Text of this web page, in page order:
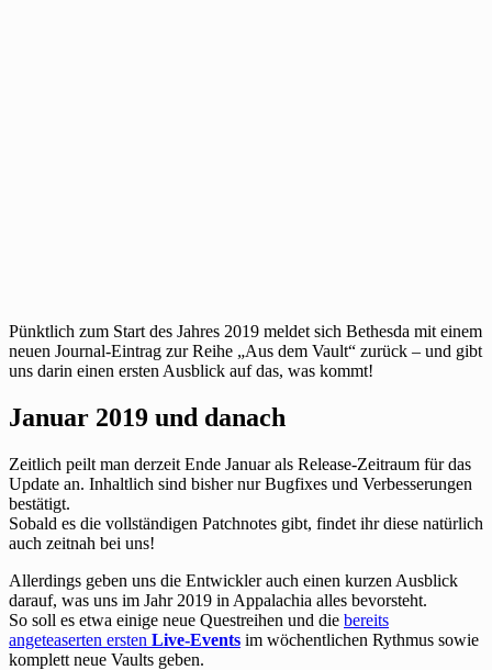
Pünktlich zum Start des Jahres 2019 meldet sich Bethesda mit einem
neuen Journal-Eintrag zur Reihe „Aus dem Vault“ zurück – und gibt
uns darin einen ersten Ausblick auf das, was kommt!
Januar 2019 und danach
Zeitlich peilt man derzeit Ende Januar als Release-Zeitraum für das
Update an. Inhaltlich sind bisher nur Bugfixes und Verbesserungen
bestätigt.
Sobald es die vollständigen Patchnotes gibt, findet ihr diese natürlich
auch zeitnah bei uns!
Allerdings geben uns die Entwickler auch einen kurzen Ausblick
darauf, was uns im Jahr 2019 in Appalachia alles bevorsteht.
So soll es etwa einige neue Questreihen und die bereits
angeteaserten ersten Live-Events im wöchentlichen Rythmus sowie
komplett neue Vaults geben.